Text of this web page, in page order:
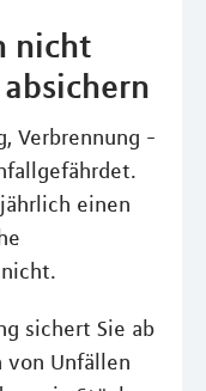
nicht
Verbrennung -
einen
sichert Sie ab
von Unfällen